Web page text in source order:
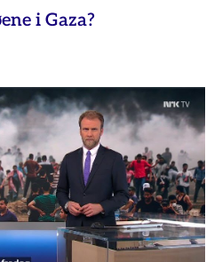
i Gaza?